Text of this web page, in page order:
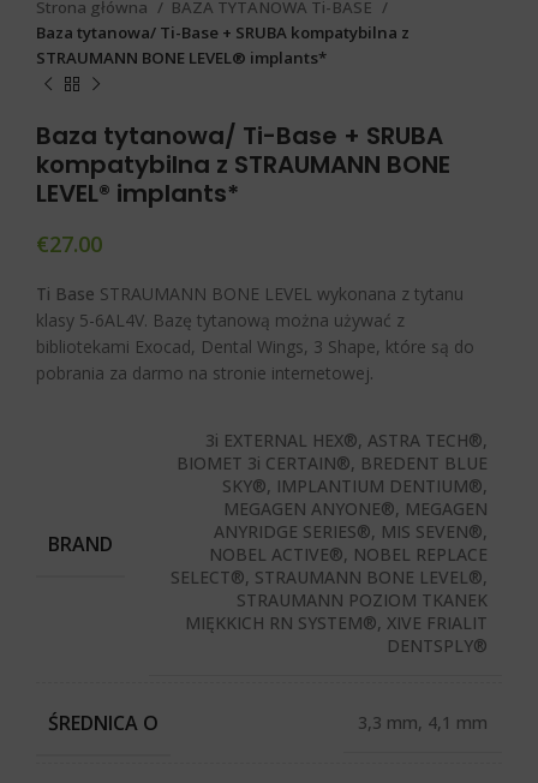
Strona główna
BAZA TYTANOWA Ti-BASE
Baza tytanowa/ Ti-Base + SRUBA kompatybilna z
STRAUMANN BONE LEVEL® implants*
Baza tytanowa/ Ti-Base + SRUBA
kompatybilna z STRAUMANN BONE
LEVEL® implants*
€27.00
Ti Base STRAUMANN BONE LEVEL wykonana z tytanu
klasy 5-6AL4V. Bazę tytanową można używać z
bibliotekami Exocad, Dental Wings, 3 Shape, które są do
pobrania za darmo na stronie internetowej.
BRAND
3i EXTERNAL HEX®, ASTRA TECH®,
BIOMET 3i CERTAIN®, BREDENT BLUE
SKY®, IMPLANTIUM DENTIUM®,
MEGAGEN ANYONE®, MEGAGEN
ANYRIDGE SERIES®, MIS SEVEN®,
NOBEL ACTIVE®, NOBEL REPLACE
SELECT®, STRAUMANN BONE LEVEL®,
STRAUMANN POZIOM TKANEK
MIĘKKICH RN SYSTEM®, XIVE FRIALIT
DENTSPLY®
ŚREDNICA O 3,3 mm, 4,1 mm